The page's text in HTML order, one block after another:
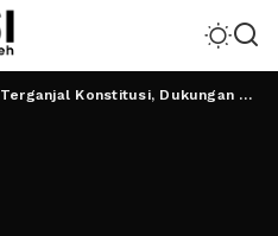
Terganjal Konstitusi, Dukungan untuk Gibran Terus Mengalir